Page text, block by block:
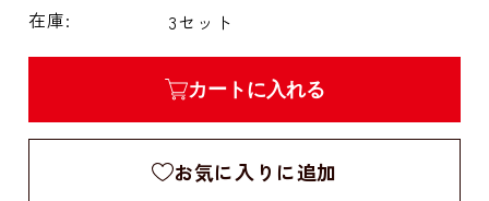
在庫:
3セット
カートに入れる
お気に入りに追加